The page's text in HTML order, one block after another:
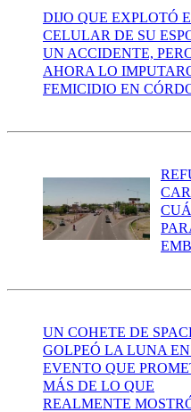
DIJO QUE EXPLOTÓ
CELULAR DE SU
UN ACCIDENTE,
AHORA LO
FEMICIDIO EN
UN COHETE DE
GOLPEÓ LA LUNA
EVENTO QUE
MÁS DE LO QUE
REALMENTE